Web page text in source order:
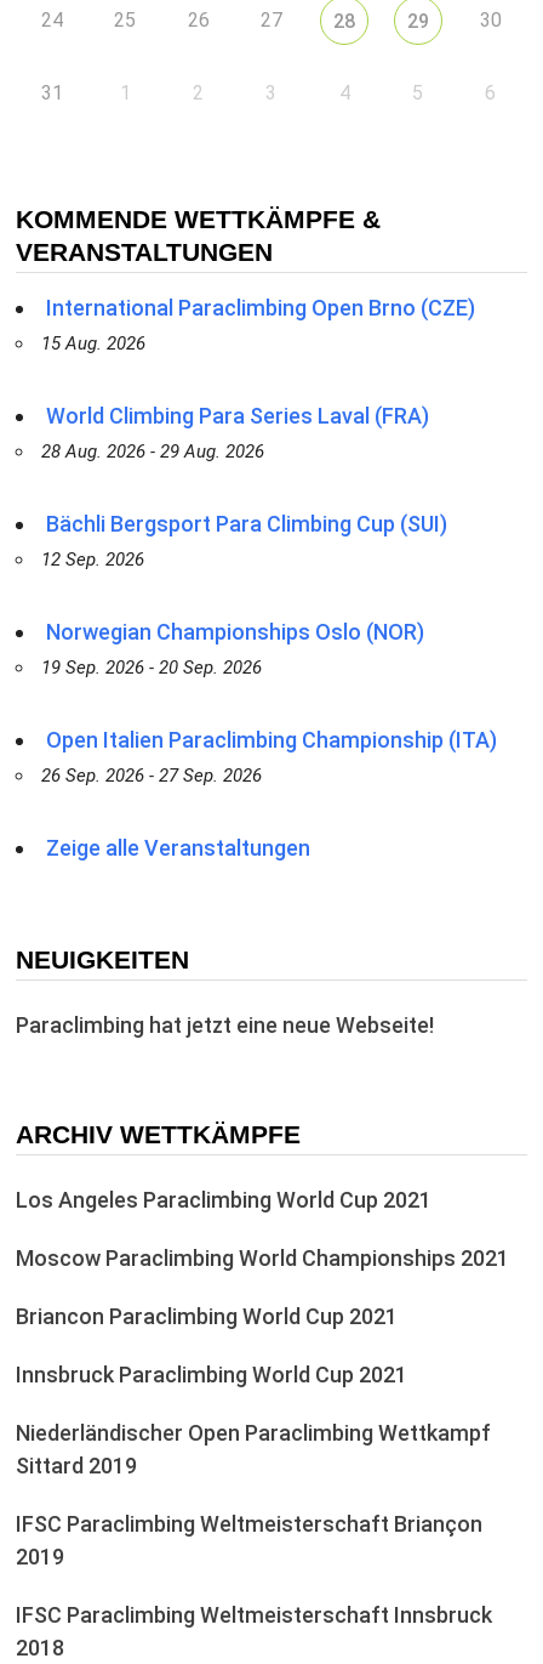
24 25 26 27 28 29 30
31 1 2 3 4 5 6
KOMMENDE WETTKÄMPFE &
VERANSTALTUNGEN
International Paraclimbing Open Brno (CZE)
15 Aug. 2026
World Climbing Para Series Laval (FRA)
28 Aug. 2026 - 29 Aug. 2026
Bächli Bergsport Para Climbing Cup (SUI)
12 Sep. 2026
Norwegian Championships Oslo (NOR)
19 Sep. 2026 - 20 Sep. 2026
Open Italien Paraclimbing Championship (ITA)
26 Sep. 2026 - 27 Sep. 2026
Zeige alle Veranstaltungen
NEUIGKEITEN
Paraclimbing hat jetzt eine neue Webseite!
ARCHIV WETTKÄMPFE
Los Angeles Paraclimbing World Cup 2021
Moscow Paraclimbing World Championships 2021
Briancon Paraclimbing World Cup 2021
Innsbruck Paraclimbing World Cup 2021
Niederländischer Open Paraclimbing Wettkampf
Sittard 2019
IFSC Paraclimbing Weltmeisterschaft Briançon
2019
IFSC Paraclimbing Weltmeisterschaft Innsbruck
2018